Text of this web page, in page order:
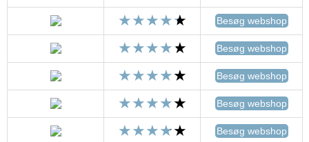
Besøg webshop
Besøg webshop
Besøg webshop
Besøg webshop
Besøg webshop